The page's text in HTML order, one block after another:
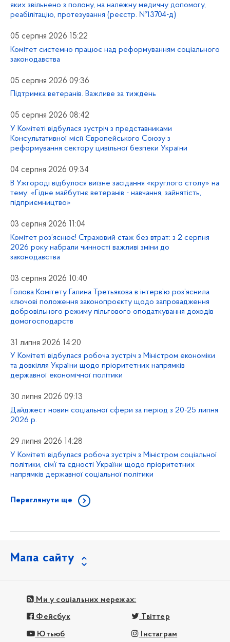
яких звільнено з полону, на належну медичну допомогу,
реабілітацію, протезування (реєстр. №13704-д)
05 серпня 2026 15:22
Комітет системно працює над реформуванням соціального
законодавства
05 серпня 2026 09:36
Підтримка ветеранів. Важливе за тиждень
05 серпня 2026 08:42
У Комітеті відбулася зустріч з представниками
Консультативної місії Європейського Союзу з
реформування сектору цивільної безпеки України
04 серпня 2026 09:34
В Ужгороді відбулося виїзне засідання «круглого столу» на
тему: «Гідне майбутнє ветеранів - навчання, зайнятість,
підприємництво»
03 серпня 2026 11:04
Комітет роз’яснює! Страховий стаж без втрат: з 2 серпня
2026 року набрали чинності важливі зміни до
законодавства
03 серпня 2026 10:40
Голова Комітету Галина Третьякова в інтерв’ю роз’яснила
ключові положення законопроєкту щодо запровадження
добровільного режиму пільгового оподаткування доходів
домогосподарств
31 липня 2026 14:20
У Комітеті відбулася робоча зустріч з Міністром економіки
та довкілля України щодо пріоритетних напрямків
державної економічної політики
30 липня 2026 09:13
Дайджест новин соціальної сфери за період з 20-25 липня
2026 р.
29 липня 2026 14:28
У Комітеті відбулася робоча зустріч з Міністром соціальної
політики, сім’ї та єдності України щодо пріоритетних
напрямків державної соціальної політики
Переглянути ще
Мапа сайту
Ми у соціальних мережах:
Фейсбук Твіттер
Ютьюб Інстаграм